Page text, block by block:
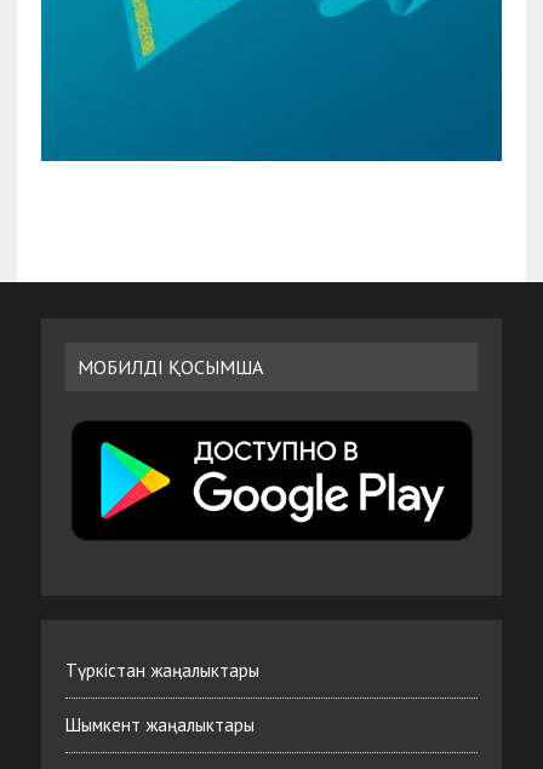
МОБИЛДІ ҚОСЫМША
Түркістан жаңалыктары
Шымкент жаңалыктары